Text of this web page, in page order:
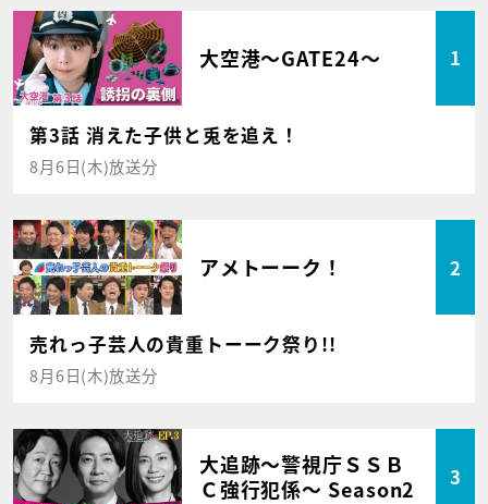
大空港～GATE24～ 1
第3話 消えた子供と兎を追え！
8月6日(木)放送分
アメトーーク！ 2
売れっ子芸人の貴重トーーク祭り!!
8月6日(木)放送分
大追跡～警視庁ＳＳＢ
Ｃ強行犯係～ Season2
3